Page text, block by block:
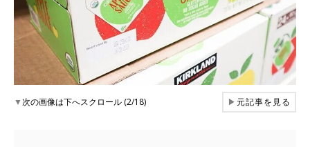
▼次の画像は下へスクロール (2/18) ▶元記事を見る